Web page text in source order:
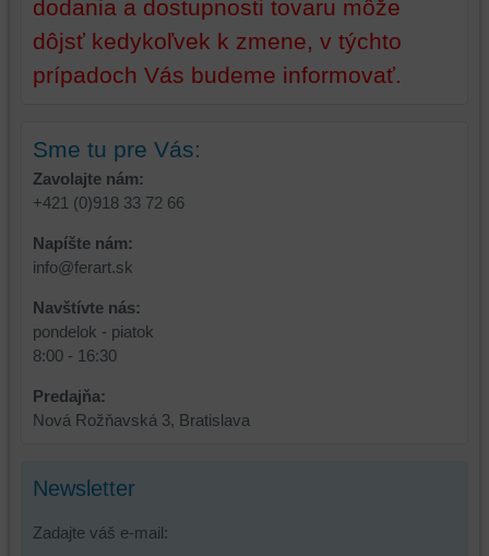
dodania a dostupnosti tovaru môže
dôjsť kedykoľvek k zmene, v týchto
prípadoch Vás budeme informovať.
Sme tu pre Vás:
Zavolajte nám:
+421 (0)918 33 72 66
Napíšte nám:
info@ferart.sk
Navštívte nás:
pondelok - piatok
8:00 - 16:30
Predajňa:
Nová Rožňavská 3, Bratislava
Newsletter
Zadajte váš e-mail:
z
prehliadania
a
zabezpečenia.
prehliadania,
ukladať
niektoré
z
bez
toho,
aby
ste
mali
používateľský
účet
alebo
bez
používať
skripty
tretích
widgety